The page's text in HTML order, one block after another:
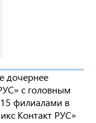
дочернее
с головным
филиалами в
Контакт РУС»